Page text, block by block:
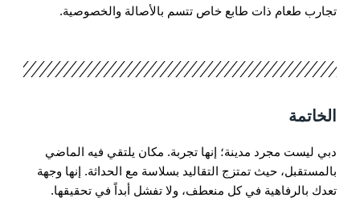
تجارب طعام ذات طابع خاص تتسم بالأصالة والخصوصية.
الخاتمة
دبي ليست مجرد مدينة؛ إنها تجربة. مكان يلتقي فيه الماضي
بالمستقبل، حيث تمتزج التقاليد بسلاسة مع الحداثة. إنها وجهة
تعدك بالرفاهية في كل منعطف، ولا تفشل أبداً في تحقيقها.